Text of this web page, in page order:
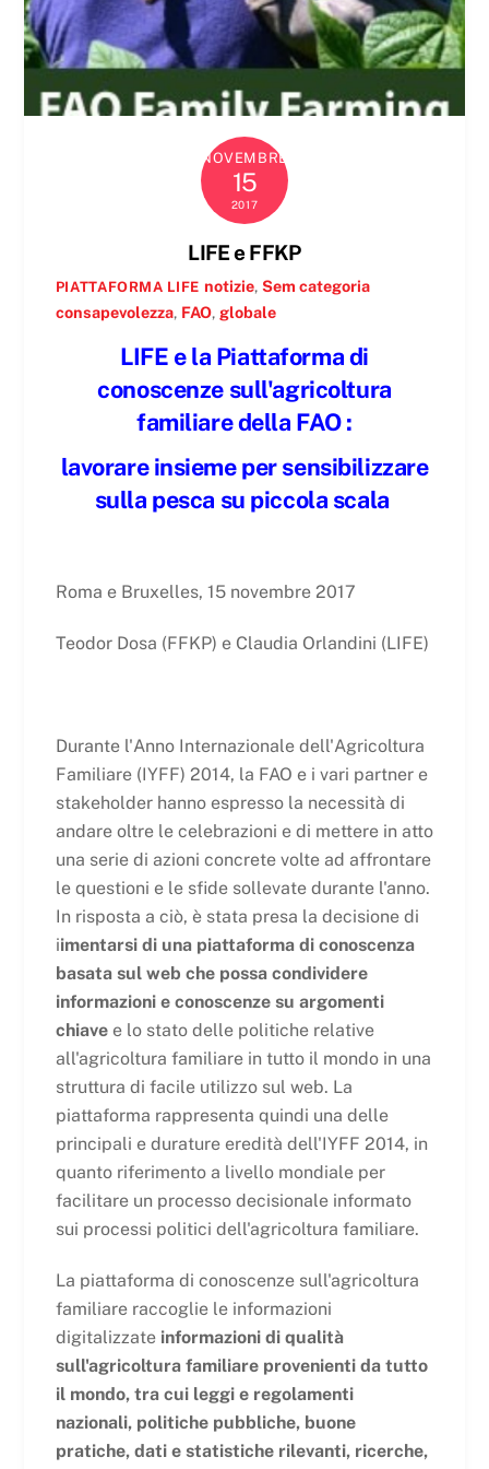
NOVEMBRE
15
2017
LIFE e FFKP
PIATTAFORMA LIFE notizie, Sem categoria
consapevolezza, FAO, globale
LIFE e la Piattaforma di
conoscenze sull'agricoltura
familiare della FAO :
lavorare insieme per sensibilizzare
sulla pesca su piccola scala
Roma e Bruxelles, 15 novembre 2017
Teodor Dosa (FFKP) e Claudia Orlandini (LIFE)
Durante l'Anno Internazionale dell'Agricoltura
Familiare (IYFF) 2014, la FAO e i vari partner e
stakeholder hanno espresso la necessità di
andare oltre le celebrazioni e di mettere in atto
una serie di azioni concrete volte ad affrontare
le questioni e le sfide sollevate durante l'anno.
In risposta a ciò, è stata presa la decisione di
iimentarsi di una piattaforma di conoscenza
basata sul web che possa condividere
informazioni e conoscenze su argomenti
chiavee lo stato delle politiche relative
all'agricoltura familiare in tutto il mondo in una
struttura di facile utilizzo sul web. La
piattaforma rappresenta quindi una delle
principali e durature eredità dell'IYFF 2014, in
quanto riferimento a livello mondiale per
facilitare un processo decisionale informato
sui processi politici dell'agricoltura familiare.
La piattaforma di conoscenze sull'agricoltura
familiare raccoglie le informazioni
digitalizzate informazioni di qualità
sull'agricoltura familiare provenienti da tutto
il mondo, tra cui leggi e regolamenti
nazionali, politiche pubbliche, buone
pratiche, dati e statistiche rilevanti, ricerche,